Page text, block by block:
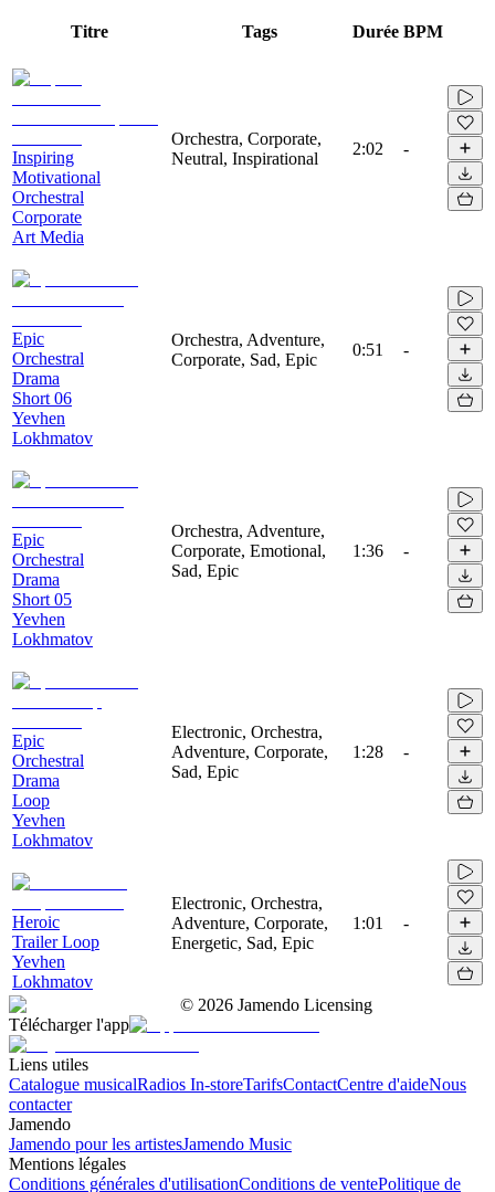
Titre Tags Durée BPM
Inspiring
Motivational
Orchestral
Corporate
Art Media
Orchestra, Corporate,
Neutral, Inspirational
2:02 -
Epic
Orchestral
Drama
Short 06
Yevhen
Lokhmatov
Orchestra, Adventure,
Corporate, Sad, Epic
0:51 -
Epic
Orchestral
Drama
Short 05
Yevhen
Lokhmatov
Orchestra, Adventure,
Corporate, Emotional,
Sad, Epic
1:36 -
Epic
Orchestral
Drama
Loop
Yevhen
Lokhmatov
Electronic, Orchestra,
Adventure, Corporate,
Sad, Epic
1:28 -
Heroic
Trailer Loop
Yevhen
Lokhmatov
Electronic, Orchestra,
Adventure, Corporate,
Energetic, Sad, Epic
1:01 -
© 2026 Jamendo Licensing
Télécharger l'app
Liens utiles
Catalogue musicalRadios In-storeTarifsContactCentre d'aideNous
contacter
Jamendo
Jamendo pour les artistesJamendo Music
Mentions légales
Conditions générales d'utilisationConditions de ventePolitique de